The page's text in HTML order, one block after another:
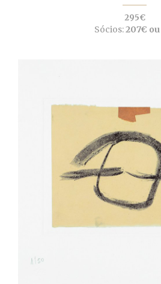
295€
Sócios:207€ ou